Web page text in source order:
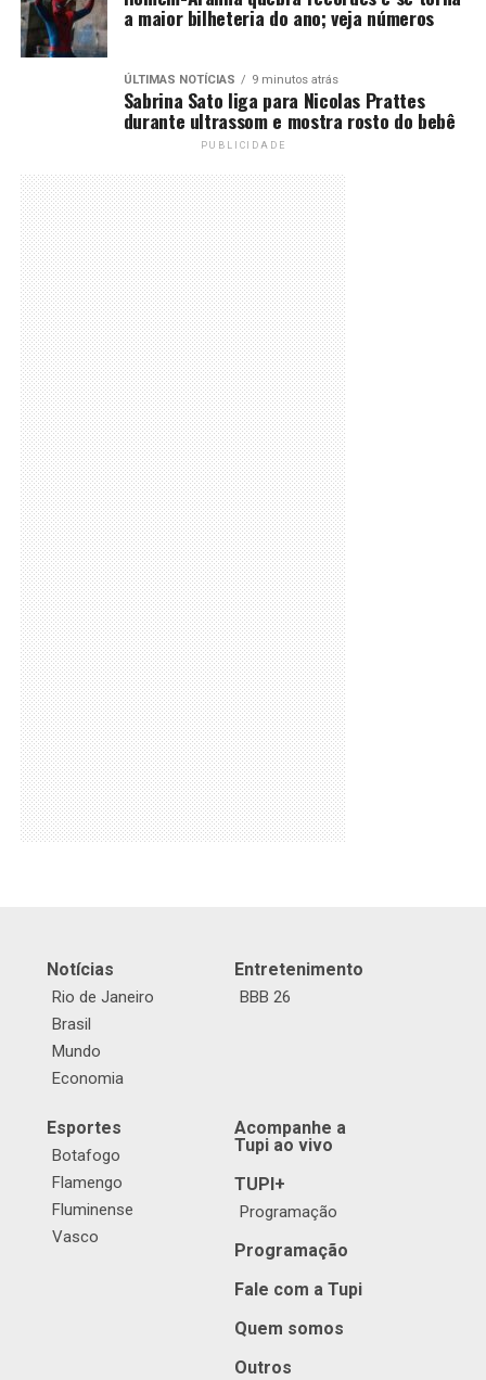
a maior bilheteria do ano; veja números
ÚLTIMAS NOTÍCIAS 9 minutos atrás
Sabrina Sato liga para Nicolas Prattes
durante ultrassom e mostra rosto do bebê
PUBLICIDADE
Notícias
Rio de Janeiro
Brasil
Mundo
Economia
Entretenimento
BBB 26
Esportes
Botafogo
Flamengo
Fluminense
Vasco
Acompanhe a
Tupi ao vivo
TUPI+
Programação
Programação
Fale com a Tupi
Quem somos
Outros